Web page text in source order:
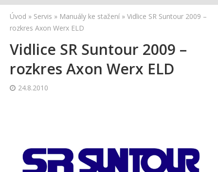
Úvod » Servis » Manuály ke stažení » Vidlice SR Suntour 2009 –
rozkres Axon Werx ELD
Vidlice SR Suntour 2009 –
rozkres Axon Werx ELD
24.8.2010